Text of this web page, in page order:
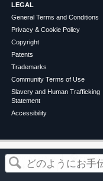
この記事は役に立ちまし
LEGAL
General Terms and Conditions
Privacy & Cookie Policy
Copyright
Patents
Trademarks
Community Terms of Use
Slavery and Human Trafficking
Statement
Accessibility
©2026NetApp English
Cookie Policy
Cookie